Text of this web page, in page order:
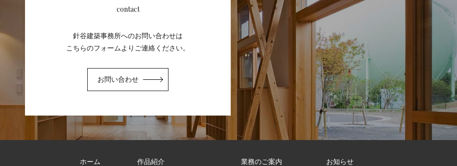
contact
針谷建築事務所へのお問い合わせは
こちらのフォームよりご連絡ください。
お問い合わせ
ホーム
作品紹介
業務のご案内
お知らせ